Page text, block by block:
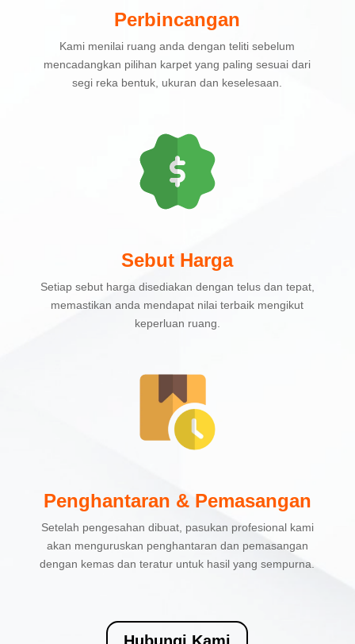
Perbincangan
Kami menilai ruang anda dengan teliti sebelum
mencadangkan pilihan karpet yang paling sesuai dari
segi reka bentuk, ukuran dan keselesaan.
Sebut Harga
Setiap sebut harga disediakan dengan telus dan tepat,
memastikan anda mendapat nilai terbaik mengikut
keperluan ruang.
Penghantaran & Pemasangan
Setelah pengesahan dibuat, pasukan profesional kami
akan menguruskan penghantaran dan pemasangan
dengan kemas dan teratur untuk hasil yang sempurna.